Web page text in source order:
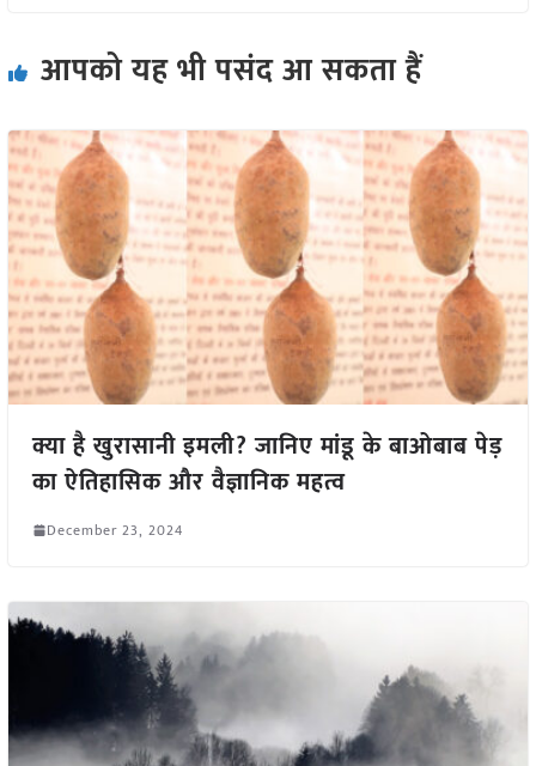
आपको यह भी पसंद आ सकता हैं
क्या है खुरासानी इमली? जानिए मांडू के बाओबाब पेड़
का ऐतिहासिक और वैज्ञानिक महत्व
December 23, 2024